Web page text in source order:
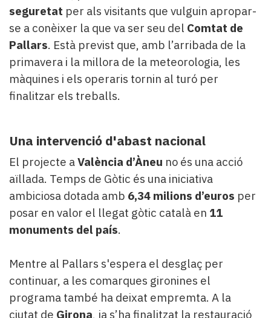
seguretat per als visitants que vulguin apropar-
se a conèixer la que va ser seu del Comtat de
Pallars. Està previst que, amb l’arribada de la
primavera i la millora de la meteorologia, les
màquines i els operaris tornin al turó per
finalitzar els treballs.
Una intervenció d'abast nacional
El projecte aValència d’Àneu no és una acció
aïllada. Temps de Gòtic és una iniciativa
ambiciosa dotada amb 6,34 milions d’euros per
posar en valor el llegat gòtic català en 11
monuments del país.
Mentre al Pallars s'espera el desglaç per
continuar, a les comarques gironines el
programa també ha deixat empremta. A la
ciutat de Girona, ja s’ha finalitzat la restauració